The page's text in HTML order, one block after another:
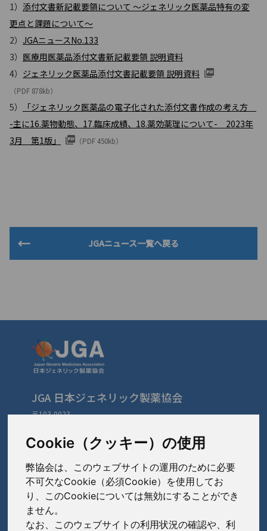
Cookie（クッキー）の使用
弊協会は、このウェブサイトの運用のために必要
不可欠なCookie（必須Cookie）を使用してお
り、このCookieについては無効にすることができ
ません。
なお、このウェブサイトの利用状況の確認や、利
1） 添付文書新記載要領について ～ジェネリック医薬品特有の変
更点と課題について～
2） JGAニュースNo.133
3） 医療用医薬品添付文書新記載要領 説明資料
4） ジェネリック医薬品添付文書記載要領 説明資料
（PDF 878kb）
5）
「ジェネリック医薬品の電子化された添付文書作成の考え方
-主に16.薬物動態、17.臨床成績、18.薬効薬理について- 2023年
3月 第1版」
（PDF 450kb）
JGAニュース一覧へ戻る
JGA 日本ジェネリック製薬協会
〒103-0023
TEL: 03-3279-1890 / FAX: 03-3241-2978
会員会社（あ〜さ）
あゆみ製薬株式会社
岩城製薬株式会社
会員会社（た〜は）